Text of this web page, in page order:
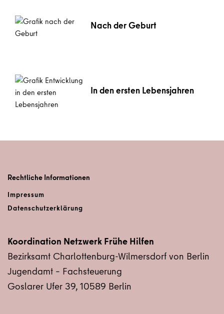
Nach der Geburt
In den ersten Lebensjahren
Rechtliche Informationen
Impressum
Datenschutz­erklärung
Koordination Netzwerk Frühe Hilfen
Bezirksamt Charlottenburg-Wilmersdorf von Berlin
Jugendamt – Fachsteuerung
Goslarer Ufer 39, 10589 Berlin